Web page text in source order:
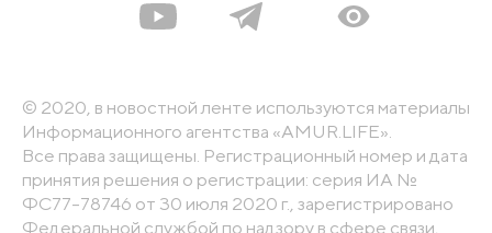
© 2020, в новостной ленте используются материалы
Информационного агентства «AMUR.LIFE».
Все права защищены. Регистрационный номер и дата
принятия решения о регистрации: серия ИА №
ФС77-78746 от 30 июля 2020 г., зарегистрировано
Федеральной службой по надзору в сфере связи,